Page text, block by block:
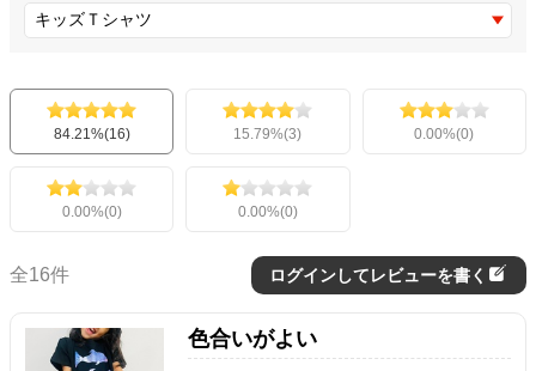
84.21%(16) 15.79%(3) 0.00%(0)
0.00%(0) 0.00%(0)
全16件 ログインしてレビューを書く
色合いがよい